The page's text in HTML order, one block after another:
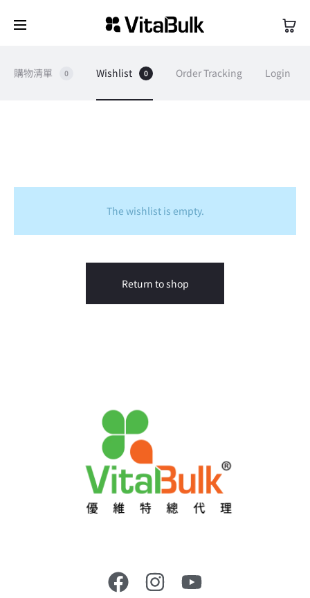
購物清單 0 Wishlist 0 Order Tracking Login
W
s
The wishlist is empty.
Return to shop